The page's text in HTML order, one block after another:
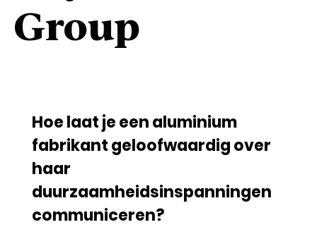
Group
Hoe laat je een aluminium
fabrikant geloofwaardig over
haar
duurzaamheidsinspanningen
communiceren?